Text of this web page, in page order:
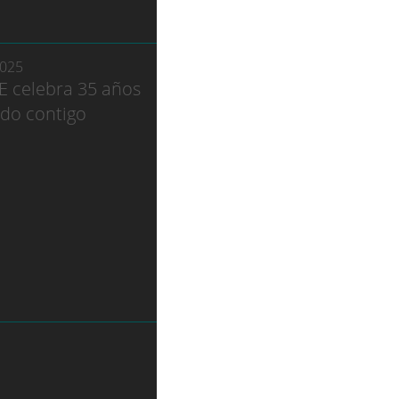
celebra 35 años
contigo